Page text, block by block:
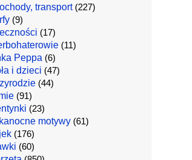
transport(227)
(9)
(17)
(11)
Peppa (6)
i dzieci (47)
(44)
(91)
(23)
motywy(61)
(176)
(60)